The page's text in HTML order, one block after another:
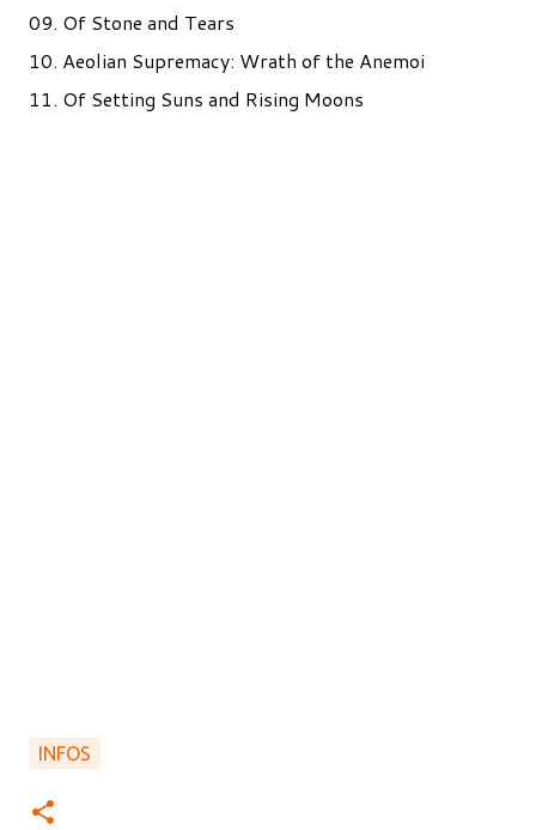
09. Of Stone and Tears
10. Aeolian Supremacy: Wrath of the Anemoi
11. Of Setting Suns and Rising Moons
INFOS